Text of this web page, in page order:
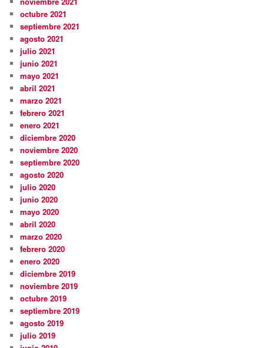
octubre 2021
septiembre 2021
agosto 2021
julio 2021
junio 2021
mayo 2021
abril 2021
marzo 2021
febrero 2021
enero 2021
diciembre 2020
noviembre 2020
septiembre 2020
agosto 2020
julio 2020
junio 2020
mayo 2020
abril 2020
marzo 2020
febrero 2020
enero 2020
diciembre 2019
noviembre 2019
octubre 2019
septiembre 2019
agosto 2019
julio 2019